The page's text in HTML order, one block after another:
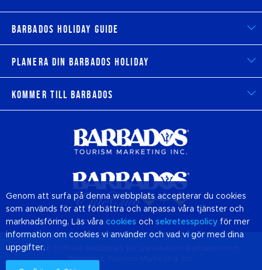
Barbados Holiday Guide
Planera din Barbados Holiday
Kommer till Barbados
© 2026 Officiell webbplats för Destination
Barbados Tourism Marketing, Inc.
Genom att surfa på denna webbplats accepterar du cookies
som används för att förbättra och anpassa våra tjänster och
marknadsföring. Läs våra cookies och sekretesspolicy för mer
information om cookies vi använder och vad vi gör med dina
uppgifter.